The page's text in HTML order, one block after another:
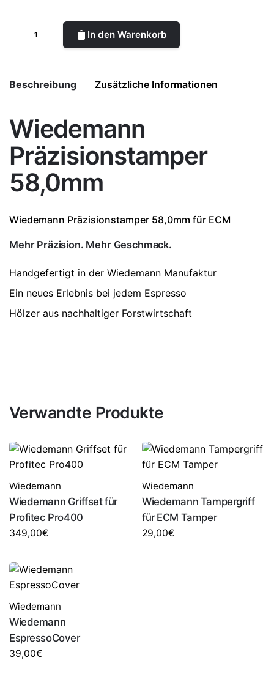
In den Warenkorb
Beschreibung Zusätzliche Informationen
Wiedemann
Präzisionstamper
58,0mm
Wiedemann Präzisionstamper 58,0mm für ECM
Mehr Präzision. Mehr Geschmack.
Handgefertigt in der Wiedemann Manufaktur
Ein neues Erlebnis bei jedem Espresso
Hölzer aus nachhaltiger Forstwirtschaft
Ausführung
Olivenholz, Nussbaum, Eiche,
Räuchereiche, Alu Schwarz, Alu Silber
Verwandte Produkte
Wiedemann
Wiedemann Griffset für
Profitec Pro400
349,00€
Wiedemann
Wiedemann Tampergriff
für ECM Tamper
29,00€
Wiedemann
Wiedemann
EspressoCover
39,00€